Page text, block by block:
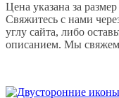
Цена указана за
Свяжитесь с нами
углу сайта, либо
описанием. Мы